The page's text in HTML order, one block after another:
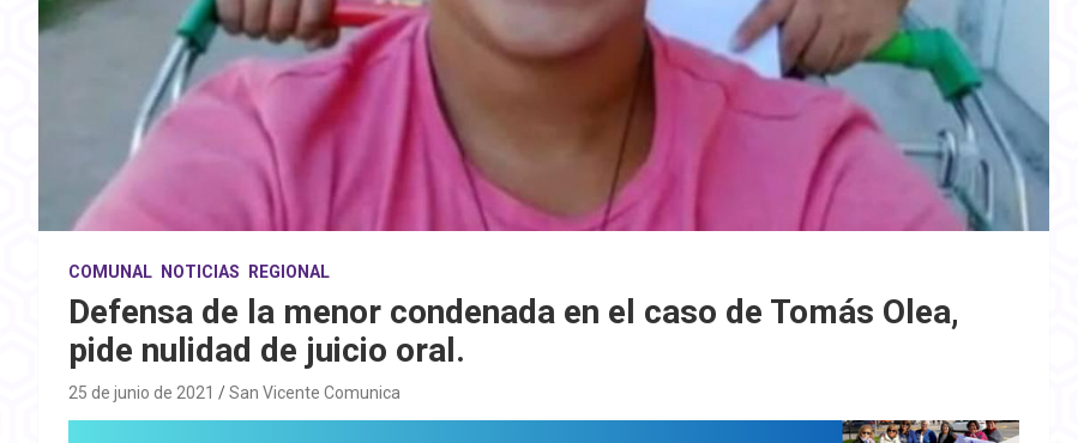
COMUNAL NOTICIAS REGIONAL
Defensa de la menor condenada en el caso de Tomás Olea,
pide nulidad de juicio oral.
25 de junio de 2021 San Vicente Comunica